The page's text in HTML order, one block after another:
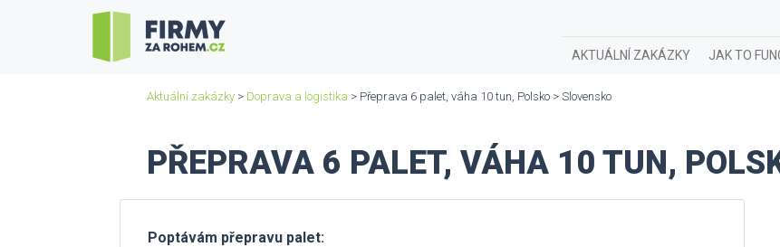
AKTUÁLNÍ ZAKÁZKY JAK TO
Aktuální zakázky > Doprava a logistika > Přeprava 6 palet, váha 10 tun, Polsko > Slovensko
PŘEPRAVA 6 PALET, VÁHA 10 TUN,
Poptávám přepravu palet: